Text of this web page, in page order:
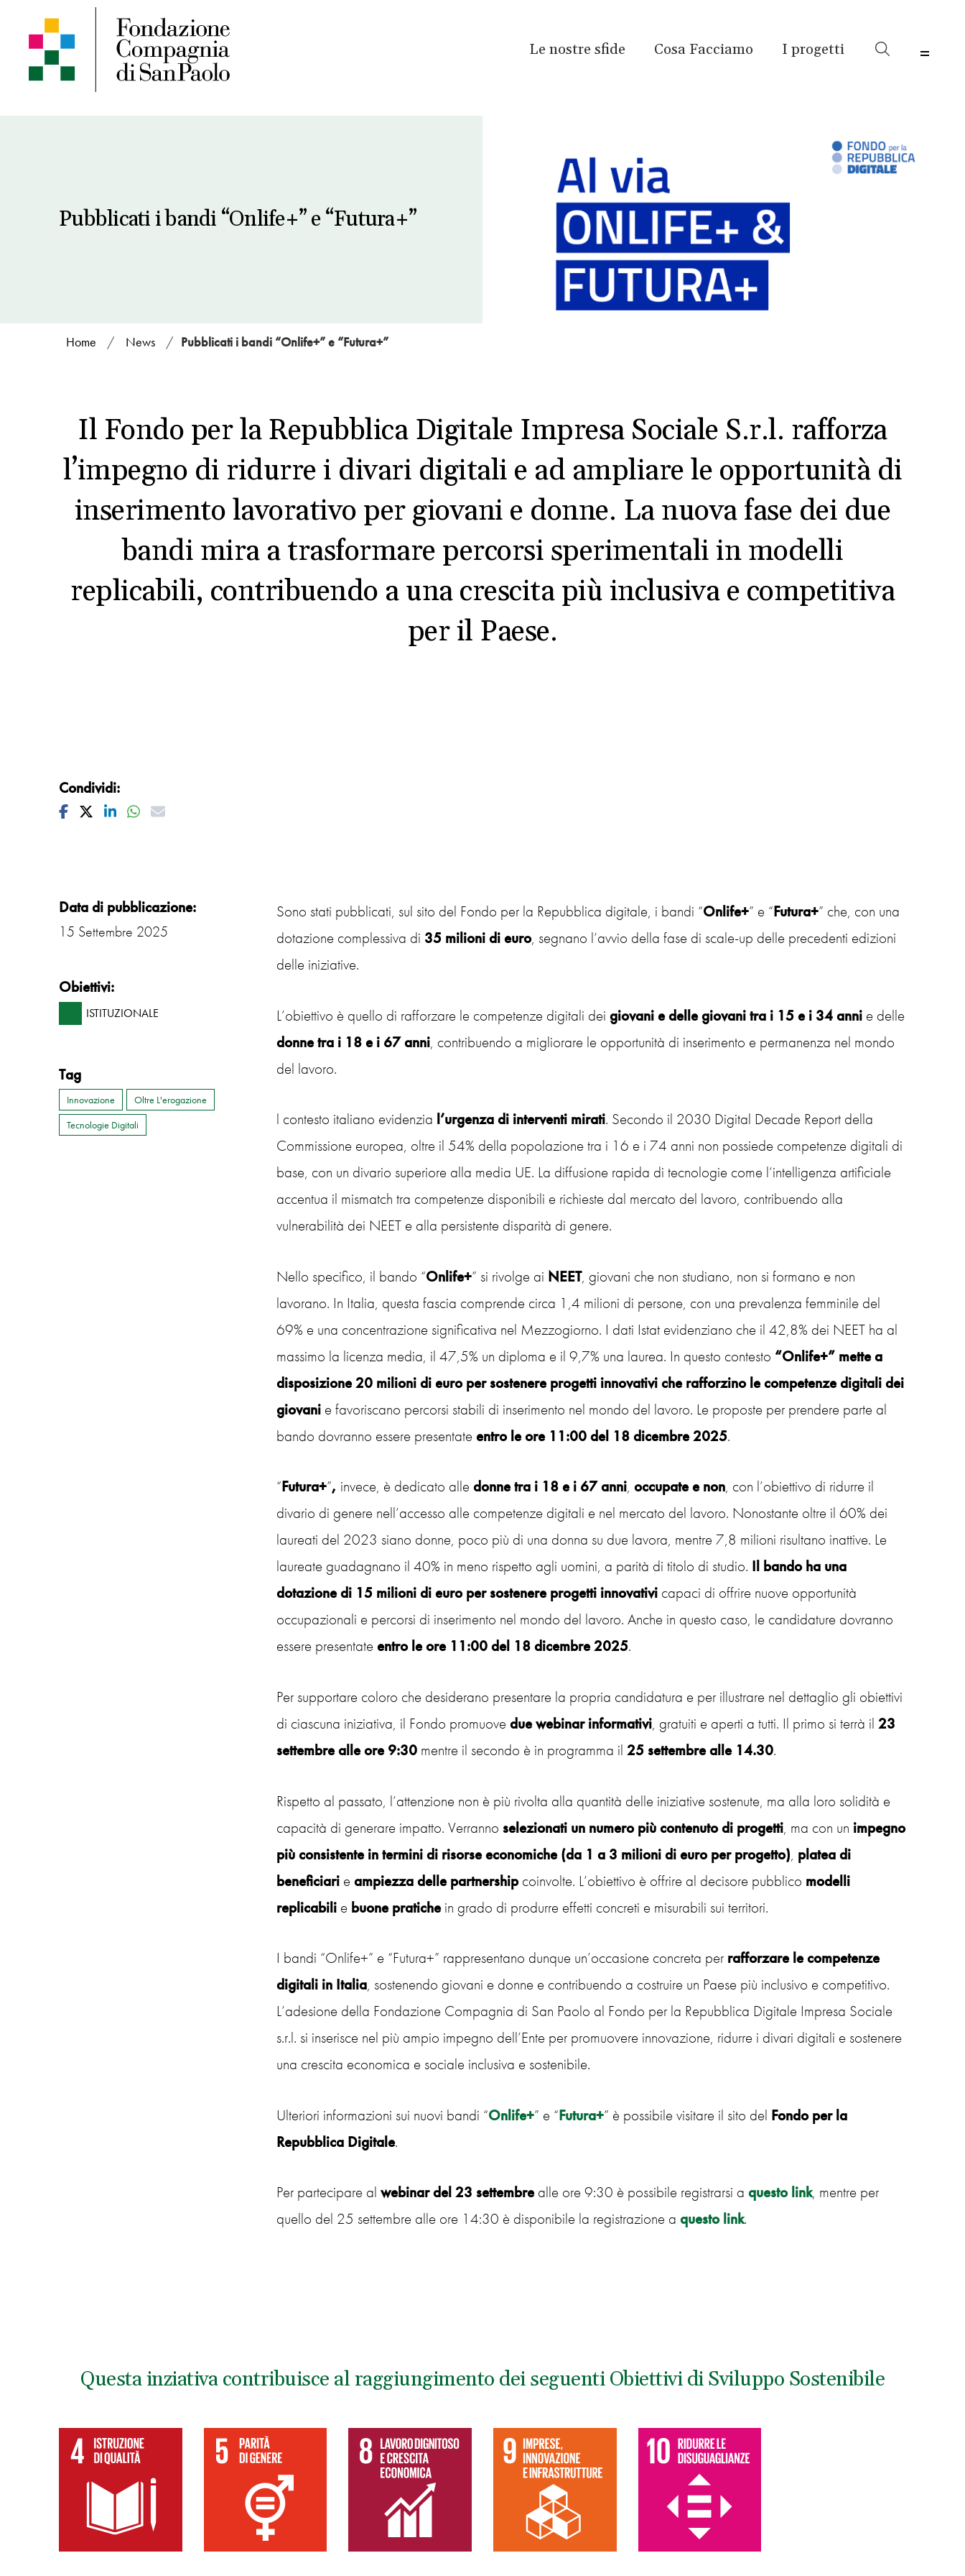
Le nostre sfide Cosa Facciamo I progetti
Pubblicati i bandi “Onlife+” e “Futura+”
Home / News / Pubblicati i bandi “Onlife+” e “Futura+”
Il Fondo per la Repubblica Digitale Impresa Sociale S.r.l. rafforza
l’impegno di ridurre i divari digitali e ad ampliare le opportunità di
inserimento lavorativo per giovani e donne. La nuova fase dei due
bandi mira a trasformare percorsi sperimentali in modelli
replicabili, contribuendo a una crescita più inclusiva e competitiva
per il Paese.
Condividi:
Facebook
TwitterLinkedinWhatsapp
Mail
Data di pubblicazione:
15 Settembre 2025
Obiettivi:
ISTITUZIONALE
Tag
Innovazione
Oltre L'erogazione
Tecnologie Digitali
Sono stati pubblicati, sul sito del Fondo per la Repubblica digitale, i bandi “Onlife+” e “Futura+” che, con una
dotazione complessiva di 35 milioni di euro, segnano l’avvio della fase di scale-up delle precedenti edizioni
delle iniziative.
L’obiettivo è quello di rafforzare le competenze digitali dei giovani e delle giovani tra i 15 e i 34 anni e delle
donne tra i 18 e i 67 anni, contribuendo a migliorare le opportunità di inserimento e permanenza nel mondo
del lavoro.
l contesto italiano evidenzia l’urgenza di interventi mirati. Secondo il 2030 Digital Decade Report della
Commissione europea, oltre il 54% della popolazione tra i 16 e i 74 anni non possiede competenze digitali di
base, con un divario superiore alla media UE. La diffusione rapida di tecnologie come l’intelligenza artificiale
accentua il mismatch tra competenze disponibili e richieste dal mercato del lavoro, contribuendo alla
vulnerabilità dei NEET e alla persistente disparità di genere.
Nello specifico, il bando “Onlife+” si rivolge ai NEET, giovani che non studiano, non si formano e non
lavorano. In Italia, questa fascia comprende circa 1,4 milioni di persone, con una prevalenza femminile del
69% e una concentrazione significativa nel Mezzogiorno. I dati Istat evidenziano che il 42,8% dei NEET ha al
massimo la licenza media, il 47,5% un diploma e il 9,7% una laurea. In questo contesto “Onlife+” mette a
disposizione 20 milioni di euro per sostenere progetti innovativi che rafforzino le competenze digitali dei
giovani e favoriscano percorsi stabili di inserimento nel mondo del lavoro. Le proposte per prendere parte al
bando dovranno essere presentateentro le ore 11:00 del 18 dicembre 2025.
“Futura+”, invece, è dedicato alledonne tra i 18 e i 67 anni, occupate e non, con l’obiettivo di ridurre il
divario di genere nell’accesso alle competenze digitali e nel mercato del lavoro. Nonostante oltre il 60% dei
laureati del 2023 siano donne, poco più di una donna su due lavora, mentre 7,8 milioni risultano inattive. Le
laureate guadagnano il 40% in meno rispetto agli uomini, a parità di titolo di studio. Il bando ha una
dotazione di 15 milioni di euro per sostenere progetti innovativicapaci di offrire nuove opportunità
occupazionali e percorsi di inserimento nel mondo del lavoro. Anche in questo caso, le candidature dovranno
essere presentateentro le ore 11:00 del 18 dicembre 2025.
Per supportare coloro che desiderano presentare la propria candidatura e per illustrare nel dettaglio gli obiettivi
di ciascuna iniziativa, il Fondo promuovedue webinar informativi, gratuiti e aperti a tutti. Il primo si terrà il 23
settembre alle ore 9:30mentre il secondo è in programma il 25 settembre alle 14.30.
Rispetto al passato, l’attenzione non è più rivolta alla quantità delle iniziative sostenute, ma alla loro solidità e
capacità di generare impatto. Verranno selezionati un numero più contenuto di progetti, ma con un impegno
più consistente in termini di risorse economiche (da 1 a 3 milioni di euro per progetto), platea di
beneficiarieampiezza delle partnershipcoinvolte. L’obiettivo è offrire al decisore pubblico modelli
replicabilie buone pratichein grado di produrre effetti concreti e misurabili sui territori.
I bandi “Onlife+” e “Futura+” rappresentano dunque un’occasione concreta per rafforzare le competenze
digitali in Italia, sostenendo giovani e donne e contribuendo a costruire un Paese più inclusivo e competitivo.
L’adesione della Fondazione Compagnia di San Paolo al Fondo per la Repubblica Digitale Impresa Sociale
s.r.l. si inserisce nel più ampio impegno dell’Ente per promuovere innovazione, ridurre i divari digitali e sostenere
una crescita economica e sociale inclusiva e sostenibile.
Ulteriori informazioni sui nuovi bandi “Onlife+” e “Futura+” è possibile visitare il sito del Fondo per la
Repubblica Digitale.
Per partecipare al webinar del 23 settembrealle ore 9:30 è possibile registrarsi a questo link, mentre per
quello del 25 settembre alle ore 14:30 è disponibile la registrazione a questo link.
Questa inziativa contribuisce al raggiungimento dei seguenti Obiettivi di Sviluppo Sostenibile